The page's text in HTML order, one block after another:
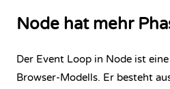
Node hat mehr
Der Event Loop in Node ist
Browser-Modells. Er besteht